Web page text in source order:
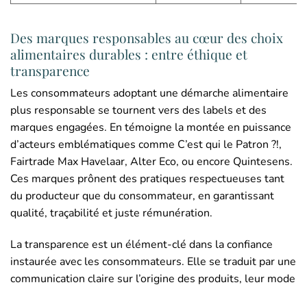
Des marques responsables au cœur des choix
alimentaires durables : entre éthique et
transparence
Les consommateurs adoptant une démarche alimentaire
plus responsable se tournent vers des labels et des
marques engagées. En témoigne la montée en puissance
d’acteurs emblématiques comme C’est qui le Patron ?!,
Fairtrade Max Havelaar, Alter Eco, ou encore Quintesens.
Ces marques prônent des pratiques respectueuses tant
du producteur que du consommateur, en garantissant
qualité, traçabilité et juste rémunération.
La transparence est un élément-clé dans la confiance
instaurée avec les consommateurs. Elle se traduit par une
communication claire sur l’origine des produits, leur mode